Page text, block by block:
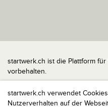
startwerk.ch verwendet
Nutzerverhalten auf der
startwerk.ch ist die Plattform
vorbehalten.
Impressum
Kontakt